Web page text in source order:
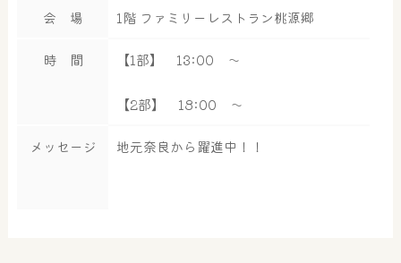
会 場 1階 ファミリーレストラン桃源郷
時 間 【1部】 13:00 ～
【2部】 18:00 ～
メッセージ 地元奈良から躍進中！！